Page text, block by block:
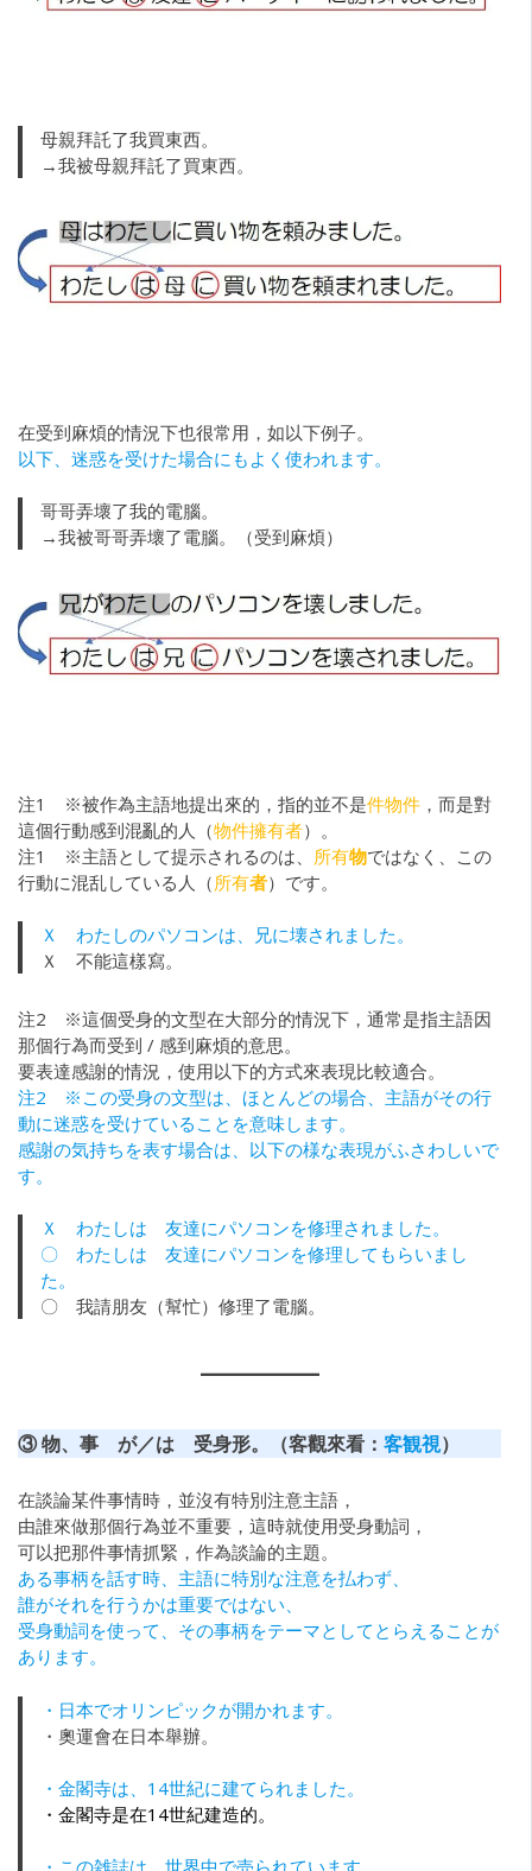
母親拜託了我買東西。
→我被母親拜託了買東西。
在受到麻煩的情況下也很常用，如以下例子。
以下、迷惑を受けた場合にもよく使われます。
哥哥弄壞了我的電腦。
→我被哥哥弄壞了電腦。（受到麻煩）
注1 ※被作為主語地提出來的，指的並不是件物件 ，而是對
這個行動感到混亂的人（物件擁有者）。
注1 ※主語として提示されるのは、 所有物ではなく、この
行動に混乱している人（ 所有者）です。
Ｘ わたしのパソコンは、兄に壊されました。
Ｘ 不能這樣寫。
注2 ※這個受身的文型在大部分的情況下，通常是指主語因
那個行為而受到 / 感到麻煩的意思。
要表達感謝的情況，使用以下的方式來表現比較適合。
注2 ※この受身の文型は、ほとんどの場合、主語がその行
動に迷惑を受けていることを意味します。
感謝の気持ちを表す場合は、以下の様な表現がふさわしいで
す。
Ｘ わたしは 友達にパソコンを修理されました。
〇 わたしは 友達にパソコンを修理してもらいまし
た。
〇 我請朋友（幫忙）修理了電腦。
③ 物、事 が／は 受身形。（客觀來看： 客観視）
在談論某件事情時，並沒有特別注意主語，
由誰來做那個行為並不重要，這時就使用受身動詞，
可以把那件事情抓緊，作為談論的主題。
ある事柄を話す時、主語に特別な注意を払わず、
誰がそれを行うかは重要ではない、
受身動詞を使って、その事柄をテーマとしてとらえることが
あります。
・日本でオリンピックが開かれます。
・奧運會在日本舉辦。
・金閣寺は、14世紀に建てられました。
・金閣寺是在14世紀建造的。
・この雑誌は、世界中で売られています。